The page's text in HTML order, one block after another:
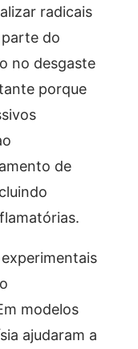
radicais
do
no desgaste
porque
de
modelos
ajudaram a